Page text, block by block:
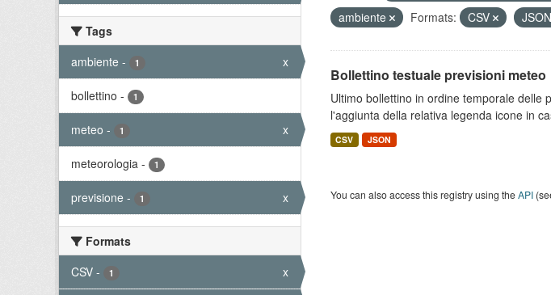
Tags
ambiente - 1 x
bollettino - 1
meteo - 1 x
meteorologia - 1
previsione - 1 x
Formats
CSV - 1 x
ambiente
Formats: CSV JSON
Bollettino testuale previsioni meteo
Ultimo bollettino in ordine temporale delle
l'aggiunta della relativa legenda icone in
CSV JSON
You can also access this registry using theAPI